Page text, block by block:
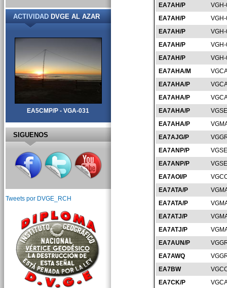
EA7AH/P
EA7AH/P
EA7AH/P
EA7AH/P
EA7AH/P
EA7AHA/M
EA7AHA/P
EA7AHA/P
EA7AHA/P
EA7AHA/P
EA7AJG/P
EA7ANP/P
EA7ANP/P
EA7AOI/P
EA7ATA/P
EA7ATA/P
EA7ATJ/P
EA7ATJ/P
EA7AUN/P
EA7AWQ
EA7BW
EA7CK/P
ACTIVIDADDVGE AL AZAR
EA5CMP/P - VGA-031
SIGUENOS
Tweets por DVGE_RCH